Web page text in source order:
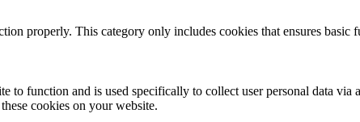
properly. This category only includes cookies that ensures
function and is used specifically to collect user personal data via
cookies on your website.